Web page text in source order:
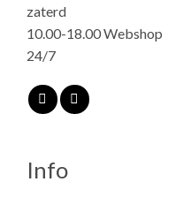
zaterd
10.00-18.00 Webshop
24/7
Info